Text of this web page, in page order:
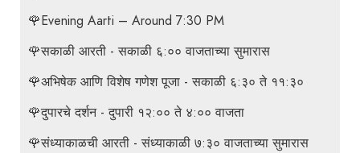
🌹Evening Aarti – Around 7:30 PM
🌹सकाळी आरती - सकाळी ६:०० वाजताच्या सुमारास
🌹अभिषेक आणि विशेष गणेश पूजा - सकाळी ६:३० ते ११:३०
🌹दुपारचे दर्शन - दुपारी १२:०० ते ४:०० वाजता
🌹संध्याकाळची आरती - संध्याकाळी ७:३० वाजताच्या सुमारास